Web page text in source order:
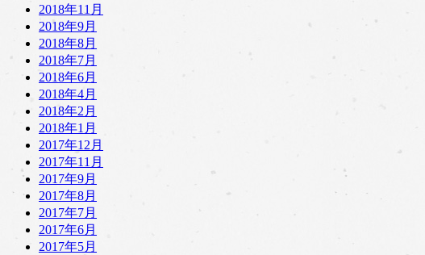
2018年11月
2018年9月
2018年8月
2018年7月
2018年6月
2018年4月
2018年2月
2018年1月
2017年12月
2017年11月
2017年9月
2017年8月
2017年7月
2017年6月
2017年5月